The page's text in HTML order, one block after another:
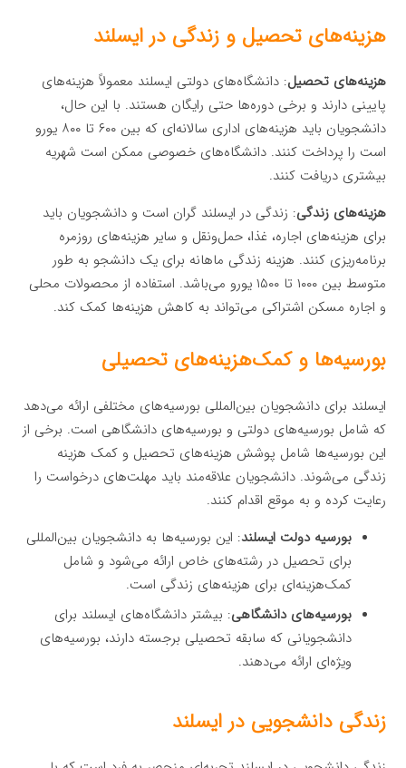
هزینه‌های تحصیل و زندگی در ایسلند
هزینه‌های تحصیل: دانشگاه‌های دولتی ایسلند معمولاً هزینه‌های
پایینی دارند و برخی دوره‌ها حتی رایگان هستند. با این حال،
دانشجویان باید هزینه‌های اداری سالانه‌ای که بین ۶۰۰ تا ۸۰۰ یورو
است را پرداخت کنند. دانشگاه‌های خصوصی ممکن است شهریه
بیشتری دریافت کنند.
هزینه‌های زندگی: زندگی در ایسلند گران است و دانشجویان باید
برای هزینه‌های اجاره، غذا، حمل‌ونقل و سایر هزینه‌های روزمره
برنامه‌ریزی کنند. هزینه زندگی ماهانه برای یک دانشجو به طور
متوسط بین ۱۰۰۰ تا ۱۵۰۰ یورو می‌باشد. استفاده از محصولات محلی
و اجاره مسکن اشتراکی می‌تواند به کاهش هزینه‌ها کمک کند.
بورسیه‌ها و کمک‌هزینه‌های تحصیلی
ایسلند برای دانشجویان بین‌المللی بورسیه‌های مختلفی ارائه می‌دهد
که شامل بورسیه‌های دولتی و بورسیه‌های دانشگاهی است. برخی از
این بورسیه‌ها شامل پوشش هزینه‌های تحصیل و کمک هزینه
زندگی می‌شوند. دانشجویان علاقه‌مند باید مهلت‌های درخواست را
رعایت کرده و به موقع اقدام کنند.
بورسیه دولت ایسلند: این بورسیه‌ها به دانشجویان بین‌المللی
برای تحصیل در رشته‌های خاص ارائه می‌شود و شامل
کمک‌هزینه‌ای برای هزینه‌های زندگی است.
بورسیه‌های دانشگاهی: بیشتر دانشگاه‌های ایسلند برای
دانشجویانی که سابقه تحصیلی برجسته دارند، بورسیه‌های
ویژه‌ای ارائه می‌دهند.
زندگی دانشجویی در ایسلند